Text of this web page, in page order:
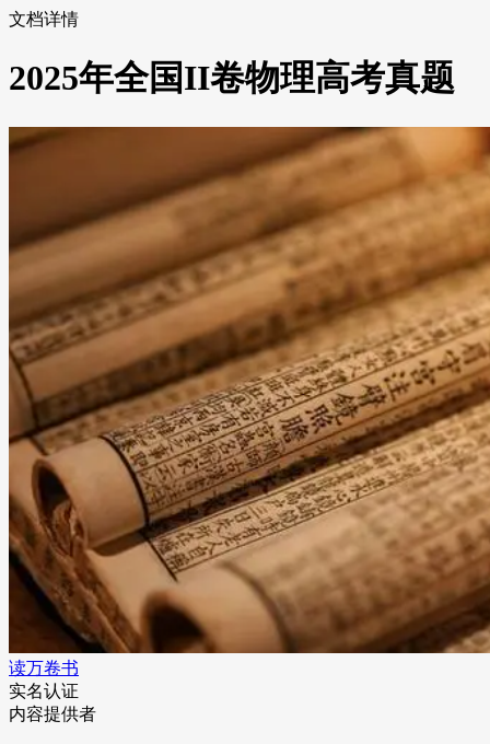
文档详情
2025年全国II卷物理高考真题
读万卷书
实名认证
内容提供者